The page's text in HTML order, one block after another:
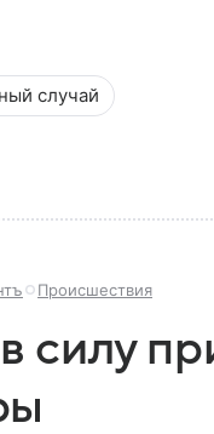
случай
Происшествия
силу